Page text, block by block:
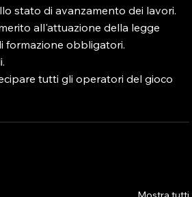
stato di avanzamento dei lavori.
all'attuazione della legge
formazione obbligatori.
tutti gli operatori del gioco